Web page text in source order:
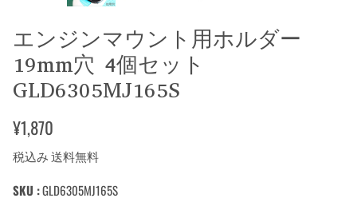
エンジンマウント用ホルダー
19mm穴 4個セット
GLD6305MJ165S
¥1,870
税込み 送料無料
SKU :GLD6305MJ165S